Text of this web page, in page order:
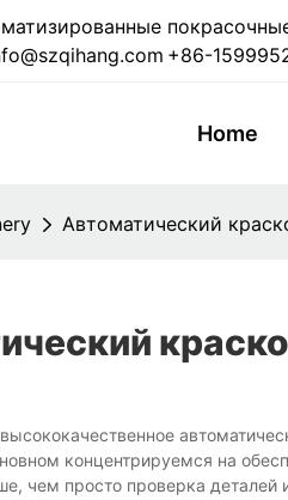
+86-
Home
Автоматический
концентрируемся на
чем просто проверка